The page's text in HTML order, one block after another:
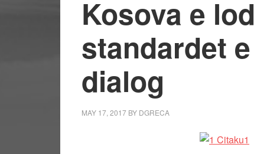
Kosova e
standardet
dialog
MAY 17, 2017 BY DGRECA